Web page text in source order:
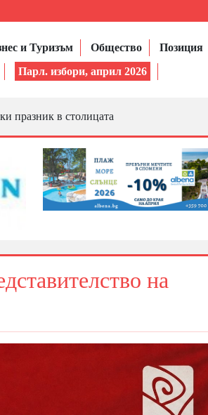
и Туризъм Общество Позиция
Парл. избори, април 2026
празник в столицата
на